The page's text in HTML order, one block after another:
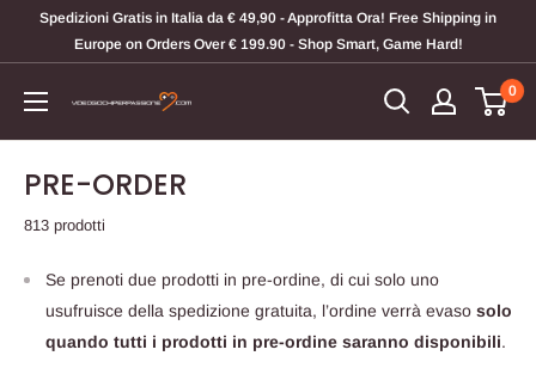
Spedizioni Gratis in Italia da € 49,90 - Approfitta Ora! Free Shipping in
Europe on Orders Over € 199.90 - Shop Smart, Game Hard!
Videogiochi
Per
0
PRE-ORDER
813 prodotti
Se prenoti due prodotti in pre-ordine, di cui solo uno
usufruisce della spedizione gratuita, l’ordine verrà evaso solo
quando tutti i prodotti in pre-ordine saranno disponibili.